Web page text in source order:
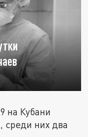
на Кубани
среди них два